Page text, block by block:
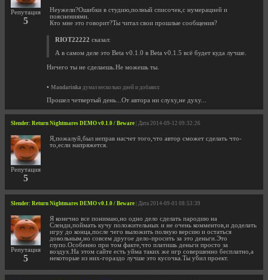
Репутация
5
Неужели?Ошибки в студию,полный списочек,с нумерацией и
пояснениями.
Кто мне это говорит?Ты читал свои прошлые сообщения?
RIOT22222 сказал:
А в самом деле это Beta v0.1.0 в Beta v0.1.5 всё будет куда лучше.
Ничего ты не сделаешь.Не можешь ты.
• Mandarinka думал несколько дней и добавил:
Прошел четвертый день...От автора ни слуху,не духу...
Slender: Return Nightmares DEMO v0.1.0 / Beware | Дата 2014-09-12 09:32:26
Репутация
5
Я,пожалуй,был неправ насчет того,что автор сможет сделать что-
то,если напряжется.
Slender: Return Nightmares DEMO v0.1.0 / Beware | Дата 2014-09-01 08:53:39
Репутация
5
Я конечно все понимаю,но одно дело сделать пародию на
Сленди,поймать кучу положительных и не очень комментов,и доделать
игру до конца,после чего выложить полную версию и остаться
довольным,но совсем другое дело-просить за это деньги.Это
глупо.Особенно при том факте,что платишь деньги просто за
воздух.На этом сайте есть уйма таких же игр совершенно бесплатно,а
некоторые из них-гораздо лучше это кусочка.Ты убил проект.